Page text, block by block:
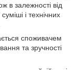
в залежності від
і технічних
споживачем
та зручності